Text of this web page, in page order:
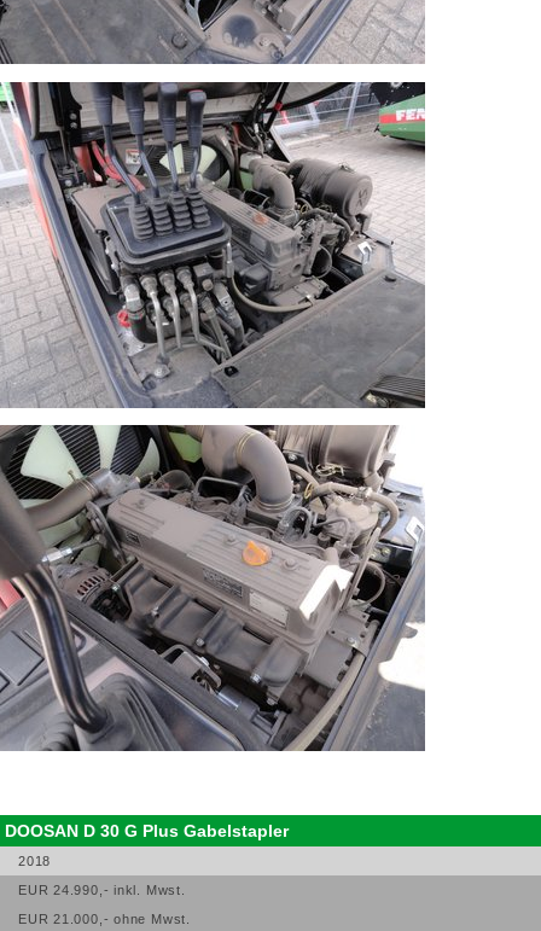
DOOSAN D 30 G Plus Gabelstapler
2018
EUR 24.990,- inkl. Mwst.
EUR 21.000,- ohne Mwst.